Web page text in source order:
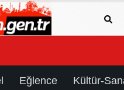
Eğlence Kültür-